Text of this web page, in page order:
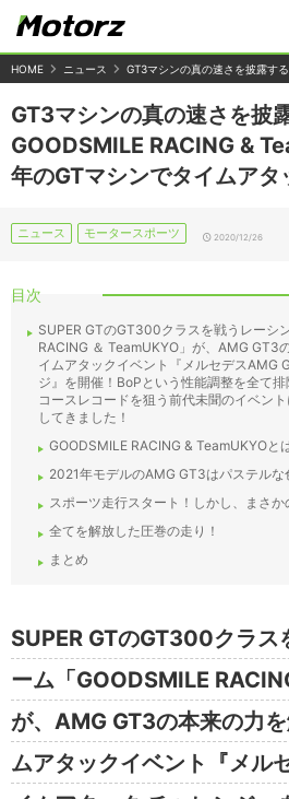
HOME ニュース GT3マシンの真の速さを披露す
GT3マシンの真の速さを披
GOODSMILE RACING &
年のGTマシンでタイムアタ
ニュース モータースポーツ 2020/12/26
目次
SUPER GTのGT300クラスを戦うレーシ
RACING ＆ TeamUKYO」が、AMG GT3
イムアタックイベント『メルセデスAMG
ジ』を開催！BoPという性能調整を全て
コースレコードを狙う前代未聞のイベン
してきました！
GOODSMILE RACING & TeamUKYOと
2021年モデルのAMG GT3はパステルな
スポーツ走行スタート！しかし、まさか
全てを解放した圧巻の走り！
まとめ
SUPER GTのGT300クラス
ーム「GOODSMILE
が、AMG GT3の本来の力
ムアタックイベント『メル